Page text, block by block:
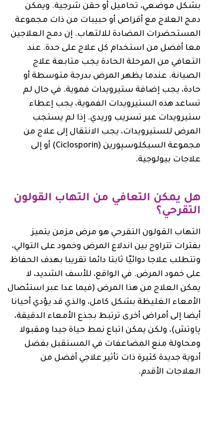
بشكل موضعي، تحاميل أو حقن شرجية. ويمكن
دمج العلاج مع أقراص أو حبيبات من ذات مجموعة
المستحضرات المضادة للالتهاب. إن دمج العلاجين
معا أفضل من استخدام كل علاج على حدة. عند
التعافي من المرحلة الحادة يجب متابعة علاج
الصيانة. عندما يظهر المرض بدرجة متوسطة أو
حادة، يجب إضافة ستيرويدات فموية. في حال لم
تساعد هذه الستيرويدات الفموية، يجب إعطاء
ستيرويدات عبر تسريب وريدي. إذا لم يستجب
المرض للستيرويدات، يجب الانتقال إلى علاج من
مجموعة السيكلوسپورين (Ciclosporin) أو إلى
علاجات بيولوجية.
هل يمكن التعافي من التهاب القولون
التقرحي؟
التهاب القولون التقرحي هو مرض مزمن يتميز
بفترات تتراوح بين اندلاع المرض وخمود على التوالي،
وتتطلب علاجا دوائيّا ثابتا دائما تقريبا بهدف الحفاظ
على خمود المرض. في الواقع، للأسف الشديد، لا
يمكن العلاج من هذا المرض (فيما عدا عبر استئصال
الأمعاء الغليظة بشكل كامل، والذي قد يؤدي أحيانا
أيضا إلى أمراض أخرى ترتبط بجذع الأمعاء الدقيقة،
پاوتش)، ولكن يمكن اتباع نمط حياة جيدا ومقبولا
ومحاولة منع المضاعفات في المستقبل بفضل
أدوية جديدة كثيرة ذات تأثير علاجي أفضل من
العلاجات الأقدم.